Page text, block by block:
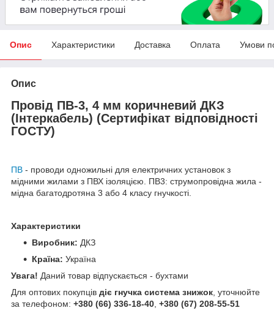
Опис Характеристики Доставка Оплата Умови
Опис
Провід ПВ-3, 4 мм коричневий ДКЗ
(Інтеркабель) (Сертифікат відповідності
ГОСТУ)
ПВ - проводи одножильні для електричних установок з
мідними жилами з ПВХ ізоляцією. ПВ3: струмопровідна жила -
мідна багатодротяна 3 або 4 класу гнучкості.
Характеристики
Виробник: ДКЗ
Країна: Україна
Увага! Даний товар відпускається - бухтами
Для оптових покупців діє гнучка система знижок , уточнюйте
за телефоном: +380 (66) 336-18-40 +380 (67) 208-55-51